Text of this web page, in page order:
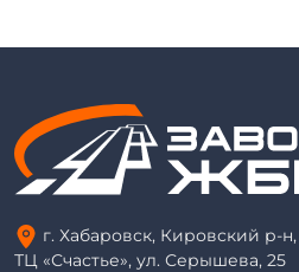
г. Хабаровск, Кировский р-
ТЦ «Счастье», ул. Серышева, 25